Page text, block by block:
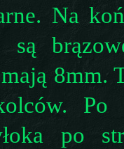
Na
są
8mm.
po